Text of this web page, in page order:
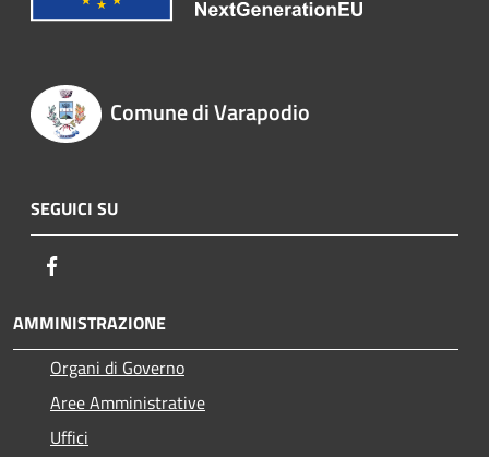
Comune di Varapodio
SEGUICI SU
AMMINISTRAZIONE
Organi di Governo
Aree Amministrative
Uffici